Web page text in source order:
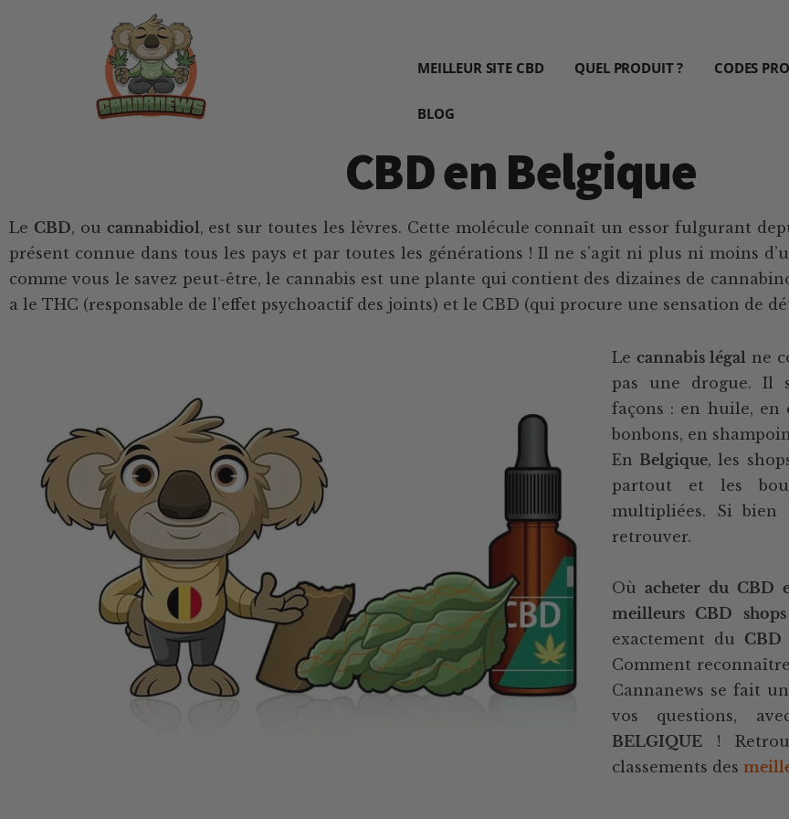
MEILLEUR SITE CBD QUEL PRODUIT ? CODES
BLOG
CBD en Belgique
Le CBD, ou cannabidiol, est sur toutes les lèvres. Cette molécule connaît un essor fulgurant
présent connue dans tous les pays et par toutes les générations ! Il ne s’agit ni plus ni moins
comme vous le savez peut-être, le cannabis est une plante qui contient des dizaines de
a le THC (responsable de l’effet psychoactif des joints) et le CBD (qui procure une sensation de
Lecannabis légal ne
pas une drogue. Il
façons : en huile, en
bonbons, en
EnBelgique, les
partout et les
multipliées. Si bien
retrouver.
Oùacheter du CBD
meilleurs CBD
exactement du CBD
Comment
Cannanews se fait
vos questions,
BELGIQUE!
classements des